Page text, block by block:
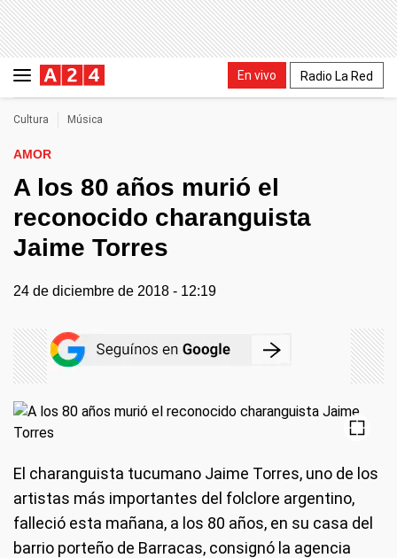
En vivo Radio La Red
Cultura Música
AMOR
A los 80 años murió el
reconocido charanguista
Jaime Torres
24 de diciembre de 2018 - 12:19
El charanguista tucumano Jaime Torres, uno de los
artistas más importantes del folclore argentino,
falleció esta mañana, a los 80 años, en su casa del
barrio porteño de Barracas, consignó la agencia